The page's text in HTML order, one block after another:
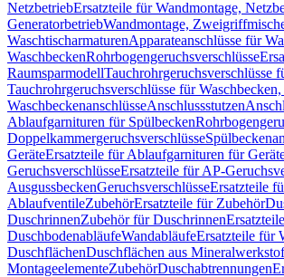
NetzbetriebErsatzteile für Wandmontage,
GeneratorbetriebWandmontage,
WaschtischarmaturenApparateanschlüsse für
WaschbeckenRohrbogengeruchsverschlüsse
RaumsparmodellTauchrohrgeruchsverschlüsse
Tauchrohrgeruchsverschlüsse für
WaschbeckenanschlüsseAnschlussstutzen
Ablaufgarnituren für Spülbecken
Doppelkammergeruchsverschlüsse
GeräteErsatzteile für Ablaufgarnituren für
GeruchsverschlüsseErsatzteile für AP-
AusgussbeckenGeruchsverschlüsseErsatzteile
AblaufventileZubehörErsatzteile für Zubehör
DuschrinnenZubehör für Duschrinnen
DuschbodenabläufeWandabläufeErsatzteile für
DuschflächenDuschflächen aus
MontageelementeZubehörDuschabtrennungen